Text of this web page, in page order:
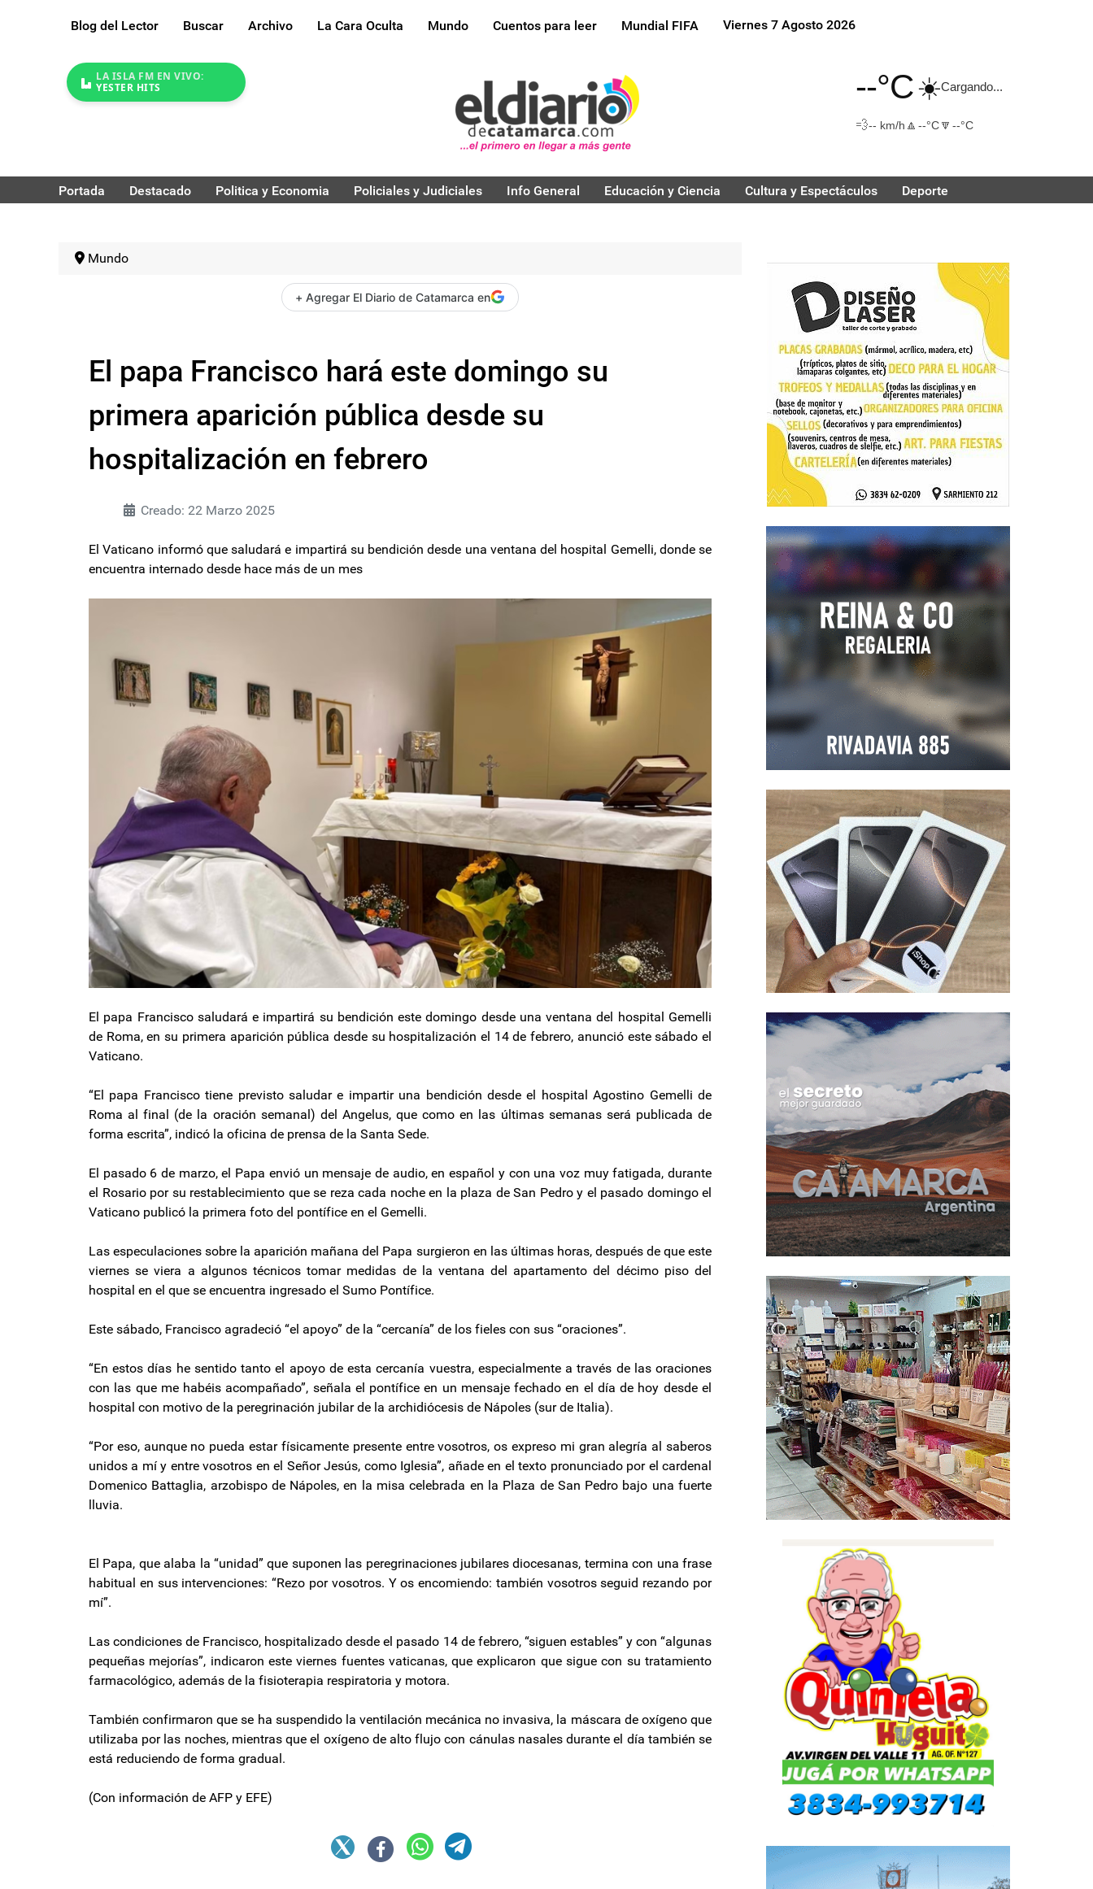
Blog del Lector Buscar Archivo La Cara Oculta Mundo Cuentos para leer Mundial FIFA Viernes 7 Agosto 2026
LA ISLA FM EN VIVO:
YESTER HITS
--°C☀️Cargando...
💨-- km/h 🔼 --°C🔽 --°C
Portada Destacado Politica y Economia Policiales y Judiciales Info General Educación y Ciencia Cultura y Espectáculos Deporte
Mundo
+ Agregar El Diario de Catamarca en
El papa Francisco hará este domingo su
primera aparición pública desde su
hospitalización en febrero
Creado: 22 Marzo 2025
El Vaticano informó que saludará e impartirá su bendición desde una ventana del hospital Gemelli, donde se
encuentra internado desde hace más de un mes
El papa Francisco saludará e impartirá su bendición este domingo desde una ventana del hospital Gemelli
de Roma, en su primera aparición pública desde su hospitalización el 14 de febrero, anunció este sábado el
Vaticano.
“El papa Francisco tiene previsto saludar e impartir una bendición desde el hospital Agostino Gemelli de
Roma al final (de la oración semanal) del Angelus, que como en las últimas semanas será publicada de
forma escrita”, indicó la oficina de prensa de la Santa Sede.
El pasado 6 de marzo, el Papa envió un mensaje de audio, en español y con una voz muy fatigada, durante
el Rosario por su restablecimiento que se reza cada noche en la plaza de San Pedro y el pasado domingo el
Vaticano publicó la primera foto del pontífice en el Gemelli.
Las especulaciones sobre la aparición mañana del Papa surgieron en las últimas horas, después de que este
viernes se viera a algunos técnicos tomar medidas de la ventana del apartamento del décimo piso del
hospital en el que se encuentra ingresado el Sumo Pontífice.
Este sábado, Francisco agradeció “el apoyo” de la “cercanía” de los fieles con sus “oraciones”.
“En estos días he sentido tanto el apoyo de esta cercanía vuestra, especialmente a través de las oraciones
con las que me habéis acompañado”, señala el pontífice en un mensaje fechado en el día de hoy desde el
hospital con motivo de la peregrinación jubilar de la archidiócesis de Nápoles (sur de Italia).
“Por eso, aunque no pueda estar físicamente presente entre vosotros, os expreso mi gran alegría al saberos
unidos a mí y entre vosotros en el Señor Jesús, como Iglesia”, añade en el texto pronunciado por el cardenal
Domenico Battaglia, arzobispo de Nápoles, en la misa celebrada en la Plaza de San Pedro bajo una fuerte
lluvia.
El Papa, que alaba la “unidad” que suponen las peregrinaciones jubilares diocesanas, termina con una frase
habitual en sus intervenciones: “Rezo por vosotros. Y os encomiendo: también vosotros seguid rezando por
mí”.
Las condiciones de Francisco, hospitalizado desde el pasado 14 de febrero, “siguen estables” y con “algunas
pequeñas mejorías”, indicaron este viernes fuentes vaticanas, que explicaron que sigue con su tratamiento
farmacológico, además de la fisioterapia respiratoria y motora.
También confirmaron que se ha suspendido la ventilación mecánica no invasiva, la máscara de oxígeno que
utilizaba por las noches, mientras que el oxígeno de alto flujo con cánulas nasales durante el día también se
está reduciendo de forma gradual.
(Con información de AFP y EFE)